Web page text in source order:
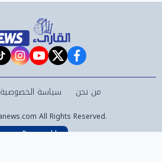
facebook
twitter
youtube
من نحن سياسة الخصوصية
All Rights Reserved.
Powered by